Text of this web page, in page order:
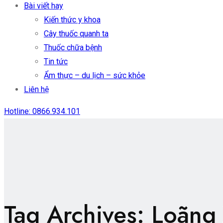
Bài viết hay
Kiến thức y khoa
Cây thuốc quanh ta
Thuốc chữa bệnh
Tin tức
Ẩm thực – du lịch – sức khỏe
Liên hệ
Hotline: 0866.934.101
Tag Archives: